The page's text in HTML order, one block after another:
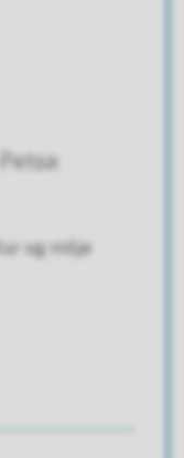
og miljø